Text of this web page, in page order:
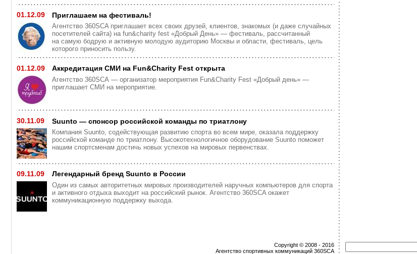
01.12.09 Приглашаем на фестиваль!
Агентство 360SCA приглашает всех своих друзей, клиентов, знакомых (и даже случайных
посетителей сайта) на fun&charity fest «Добрый День» — фестиваль, рассчитанный
на самую бодрую и активную молодую аудиторию Москвы и области, фестиваль, цель
которого приносить пользу.
01.12.09 Аккредитация СМИ на Fun&Charity Fest открыта
Агентство 360SCA — организатор мероприятия Fun&Charity Fest «Добрый день» —
приглашает СМИ на мероприятие.
30.11.09 Suunto — спонсор российской команды по триатлону
Компания Suunto, содействующая развитию спорта во всем мире, оказала поддержку
российской команде по триатлону. Высокотехнологичное оборудование Suunto поможет
нашим спортсменам достичь новых успехов на мировых первенствах.
09.11.09 Легендарный бренд Suunto в России
Один из самых авторитетных мировых производителей наручных компьютеров для спорта
и активного отдыха выходит на российский рынок. Агентство 360SCA окажет
коммуникационную поддержку выхода.
Copyright © 2008 - 2016
Агентство спортивных коммуникаций 360SCA